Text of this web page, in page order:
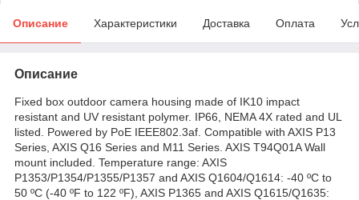
Описание Характеристики Доставка Оплата
Описание
Fixed box outdoor camera housing made of IK10 impact
resistant and UV resistant polymer. IP66, NEMA 4X rated and UL
listed. Powered by PoE IEEE802.3af. Compatible with AXIS P13
Series, AXIS Q16 Series and M11 Series. AXIS T94Q01A Wall
mount included. Temperature range: AXIS
P1353/P1354/P1355/P1357 and AXIS Q1604/Q1614: -40 ºC to
50 ºC (-40 ºF to 122 ºF), AXIS P1365 and AXIS Q1615/Q1635: